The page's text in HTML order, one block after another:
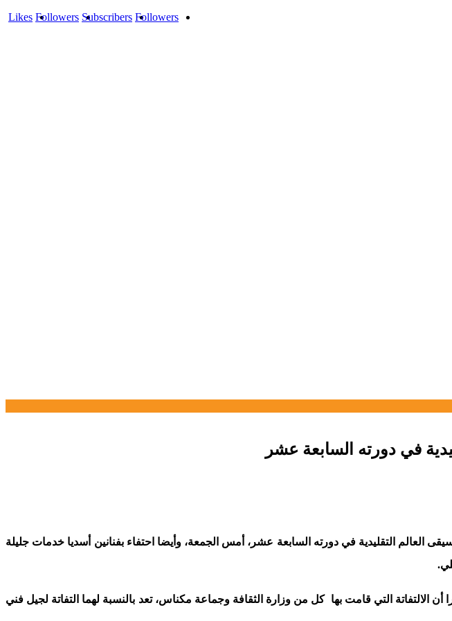
Likes Followers Subscribers Followers
في دورته السابعة عشر
العالم التقليدية في دورته السابعة عشر، أمس الجمعة، وأيضا احتفاء بفنانين أسديا خدمات جليلة
أن الالتفاتة التي قامت بها كل من وزارة الثقافة وجماعة مكناس، تعد بالنسبة لهما التفاتة لجيل فني